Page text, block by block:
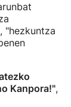
"hezkuntza
Kanpora!",